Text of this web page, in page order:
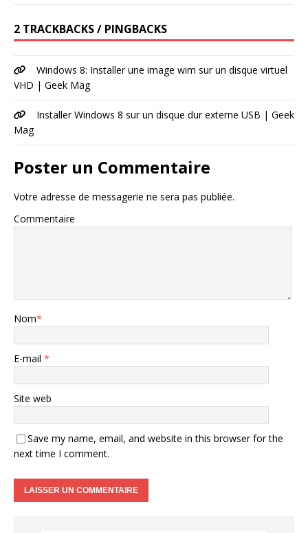
2 TRACKBACKS / PINGBACKS
Windows 8: Installer une image wim sur un disque virtuel
VHD | Geek Mag
Installer Windows 8 sur un disque dur externe USB | Geek
Mag
Poster un Commentaire
Votre adresse de messagerie ne sera pas publiée.
Commentaire
Nom*
E-mail *
Site web
Save my name, email, and website in this browser for the
next time I comment.